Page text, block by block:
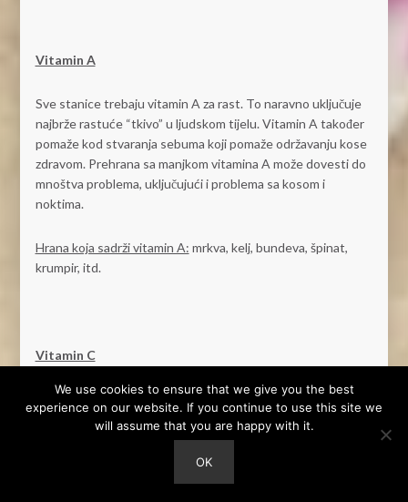
Vitamin A
Sve stanice trebaju vitamin A za rast. To naravno uključuje
najbrže rastuće “tkivo” u ljudskom tijelu. Vitamin A također
pomaže kod stvaranja sebuma koji pomaže održavanju kose
zdravom. Prehrana sa manjkom vitamina A može dovesti do
mnoštva problema, uključujući i problema sa kosom i
noktima.
Hrana koja sadrži vitamin A: mrkva, kelj, bundeva, špinat,
krumpir, itd.
Vitamin C
Oštećenja slobodnih radikala mogu blokirati rast i
uzrokovati oštećenja kose. Vitamin C je snažan antioksidant
koji pomaže u zaštiti od oksidativnog stresa izazvanog
slobodnim radikalima. Osim toga, vaše tijelo treba vitamin C
We use cookies to ensure that we give you the best
experience on our website. If you continue to use this site we
will assume that you are happy with it.
OK